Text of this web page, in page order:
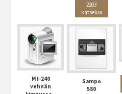
2203
katselua
Mf-240
vehnän
Sampo
580